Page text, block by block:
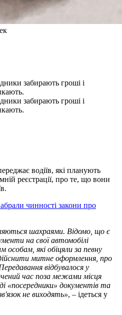
забирають гроші і
забирають гроші і
водіїв, які планують
реєстрації, про те, що вони
чинності закони про
шахраями. Відомо, що є
на свої автомобілі
особам, які обіцяли за певну
митне оформлення, про
відбувалося у
час поза межами місця
«посередники» документів та
не виходять», – ідеться у